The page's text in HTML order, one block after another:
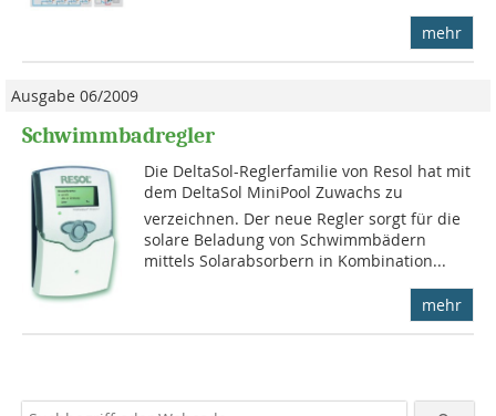
mehr
Ausgabe 06/2009
Schwimmbadregler
Die DeltaSol-Reglerfamilie von Resol hat mit
dem DeltaSol MiniPool Zuwachs zu
verzeichnen. Der neue Regler sorgt für die
solare Beladung von Schwimmbädern
mittels Solarabsorbern in Kombination...
mehr